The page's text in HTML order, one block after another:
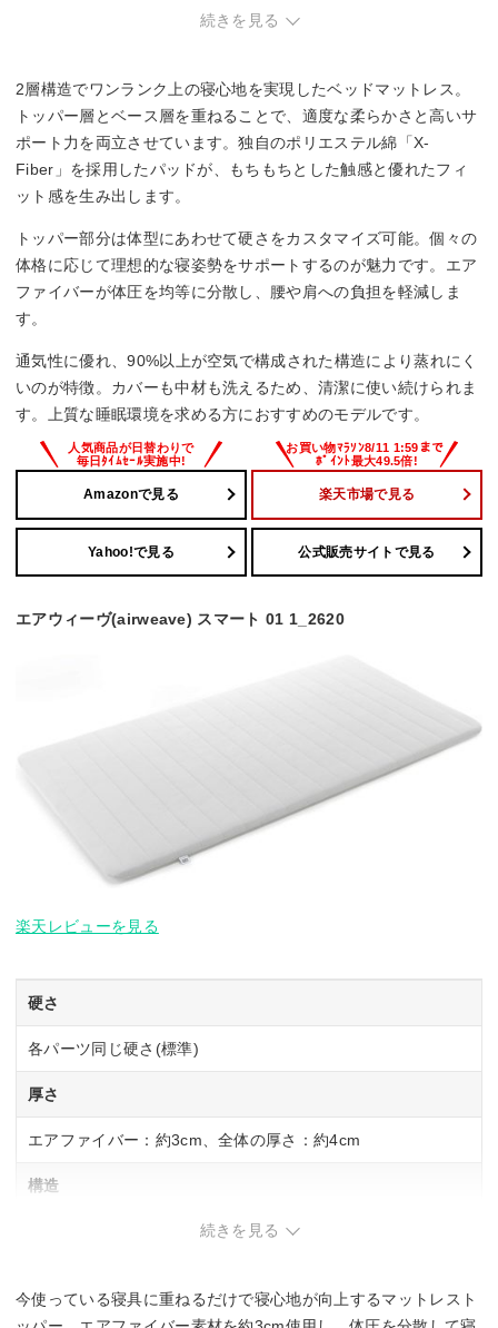
カバー(トップ部分)、パッド、トッパー(3分割/DUAL MODE
サイズ展開
シングル・セミダブル・ダブル・クイーン・キング
続きを見る
2層構造でワンランク上の寝心地を実現したベッドマットレス。
トッパー層とベース層を重ねることで、適度な柔らかさと高いサ
ポート力を両立させています。独自のポリエステル綿「X-
Fiber」を採用したパッドが、もちもちとした触感と優れたフィ
ット感を生み出します。
トッパー部分は体型にあわせて硬さをカスタマイズ可能。個々の
体格に応じて理想的な寝姿勢をサポートするのが魅力です。エア
ファイバーが体圧を均等に分散し、腰や肩への負担を軽減しま
す。
通気性に優れ、90%以上が空気で構成された構造により蒸れにく
いのが特徴。カバーも中材も洗えるため、清潔に使い続けられま
す。上質な睡眠環境を求める方におすすめのモデルです。
Amazonで見る 楽天市場で見る
Yahoo!で見る 公式販売サイトで見る
エアウィーヴ(airweave) スマート 01 1_2620
楽天レビューを見る
硬さ
各パーツ同じ硬さ(標準)
厚さ
エアファイバー：約3cm、全体の厚さ：約4cm
構造
カバー(トップ部分)、エアファイバー、カバー(ベース部分)
シングル・セミダブル・ダブル
続きを見る
今使っている寝具に重ねるだけで寝心地が向上するマットレスト